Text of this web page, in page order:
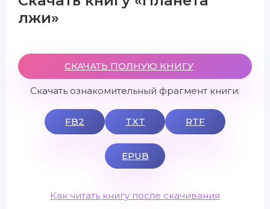
лжи»
СКАЧАТЬ ПОЛНУЮ КНИГУ
Скачать ознакомительный фрагмент книги:
FB2 TXT RTF
EPUB
Как читать книгу после скачивания